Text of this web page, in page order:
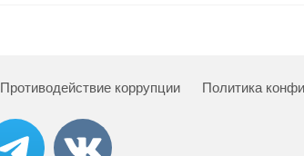
Противодействие коррупции Политика